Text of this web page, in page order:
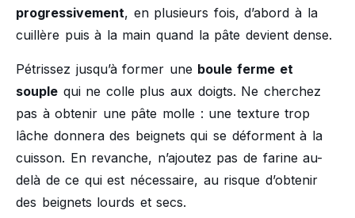
progressivement, en plusieurs fois, d’abord à la
cuillère puis à la main quand la pâte devient dense.
Pétrissez jusqu’à former une boule ferme et
souple qui ne colle plus aux doigts. Ne cherchez
pas à obtenir une pâte molle : une texture trop
lâche donnera des beignets qui se déforment à la
cuisson. En revanche, n’ajoutez pas de farine au-
delà de ce qui est nécessaire, au risque d’obtenir
des beignets lourds et secs.